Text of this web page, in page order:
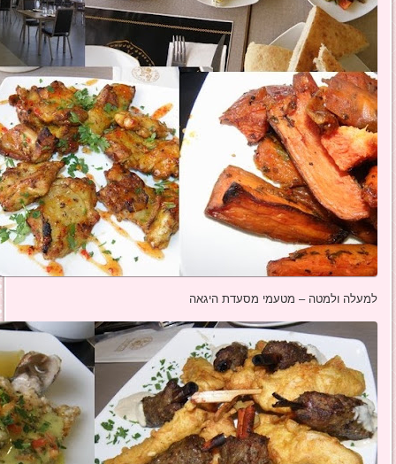
למעלה ולמטה – מטעמי מסעדת היגאה